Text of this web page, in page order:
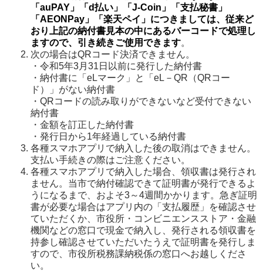
「auPAY」「d払い」「J-Coin」「支払秘書」
「AEONPay」「楽天ペイ」につきましては、従来ど
おり上記の納付書見本の中にあるバーコードで処理し
ますので、引き続きご使用できます。
次の場合はQRコード決済できません。
・令和5年3月31日以前に発行した納付書
・納付書に「eLマーク」と「eL－QR（QRコー
ド）」がない納付書
・QRコードの読み取りができないなど受付できない
納付書
・金額を訂正した納付書
・発行日から1年経過している納付書
各種スマホアプリで納入した後の取消はできません。
支払い手続きの際はご注意ください。
各種スマホアプリで納入した場合、領収書は発行され
ません。当市で納付確認できて証明書が発行できるよ
うになるまで、およそ3～4週間かかります。急ぎ証明
書が必要な場合はアプリ内の「支払履歴」を確認させ
ていただくか、市役所・コンビニエンスストア・金融
機関などの窓口で現金で納入し、発行される領収書を
持参し確認させていただいたうえで証明書を発行しま
すので、市役所税務課納税係の窓口へお越しくださ
い。